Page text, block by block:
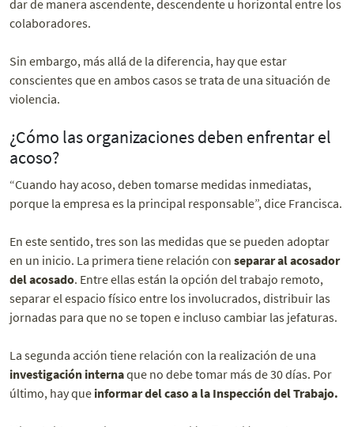
dar de manera ascendente, descendente u horizontal entre los
colaboradores.
Sin embargo, más allá de la diferencia, hay que estar
conscientes que en ambos casos se trata de una situación de
violencia.
¿Cómo las organizaciones deben enfrentar el
acoso?
“Cuando hay acoso, deben tomarse medidas inmediatas,
porque la empresa es la principal responsable”, dice Francisca.
En este sentido, tres son las medidas que se pueden adoptar
en un inicio. La primera tiene relación con separar al acosador
del acosado. Entre ellas están la opción del trabajo remoto,
separar el espacio físico entre los involucrados, distribuir las
jornadas para que no se topen e incluso cambiar las jefaturas.
La segunda acción tiene relación con la realización de una
investigación internaque no debe tomar más de 30 días. Por
último, hay que informar del caso a la Inspección del Trabajo.